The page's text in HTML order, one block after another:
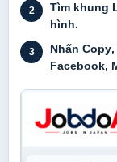
2 Tìm khung
hình.
3 Nhấn Copy
Facebook,